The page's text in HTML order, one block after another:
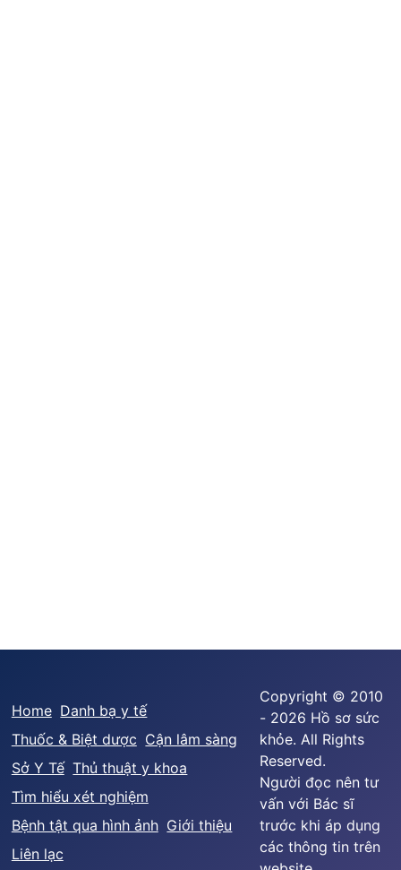
Home Danh bạ y tế
Thuốc & Biệt dược Cận lâm sàng
Sở Y Tế Thủ thuật y khoa
Tìm hiểu xét nghiệm
Bệnh tật qua hình ảnh Giới thiệu
Liên lạc
Copyright © 2010
- 2026 Hồ sơ sức
khỏe. All Rights
Reserved.
Người đọc nên tư
vấn với Bác sĩ
trước khi áp dụng
các thông tin trên